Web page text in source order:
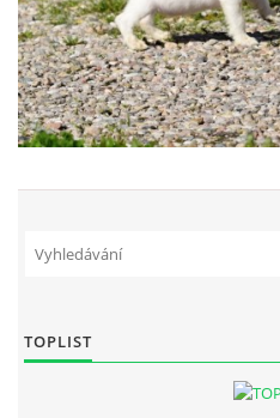
TOPLIST